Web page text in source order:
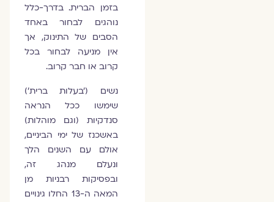
בזמן הברית. בדרך-כלל
נוהגים לבחור באחד
הסבים של התינוק, אך
אין מניעה לבחור בכל
קרוב או חבר קרוב.
נשים ('בעלות ברית')
שימשו ככל הנראה
סנדקיות (וגם מוהלות)
באשכנז של ימי הביניים,
אולם עם השנים הלך
ונעלם מנהג זה,
ובפסיקות רבניות מן
המאה ה-13 החלו גינויים